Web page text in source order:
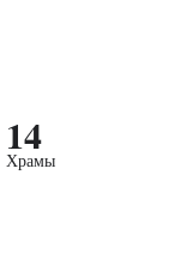
14
Храмы